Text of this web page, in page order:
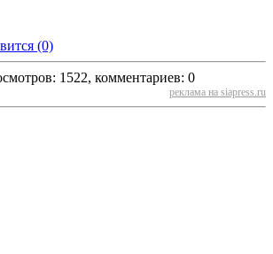
(0)
1522, комментариев: 0
реклама на siapress.ru